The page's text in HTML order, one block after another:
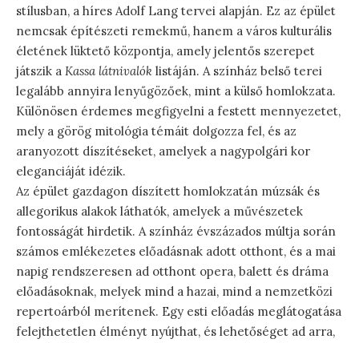
stílusban, a híres Adolf Lang tervei alapján. Ez az épület
nemcsak építészeti remekmű, hanem a város kulturális
életének lüktető központja, amely jelentős szerepet
játszik a Kassa látnivalók listáján. A színház belső terei
legalább annyira lenyűgözőek, mint a külső homlokzata.
Különösen érdemes megfigyelni a festett mennyezetet,
mely a görög mitológia témáit dolgozza fel, és az
aranyozott díszítéseket, amelyek a nagypolgári kor
eleganciáját idézik.
Az épület gazdagon díszített homlokzatán múzsák és
allegorikus alakok láthatók, amelyek a művészetek
fontosságát hirdetik. A színház évszázados múltja során
számos emlékezetes előadásnak adott otthont, és a mai
napig rendszeresen ad otthont opera, balett és dráma
előadásoknak, melyek mind a hazai, mind a nemzetközi
repertoárból merítenek. Egy esti előadás meglátogatása
felejthetetlen élményt nyújthat, és lehetőséget ad arra,